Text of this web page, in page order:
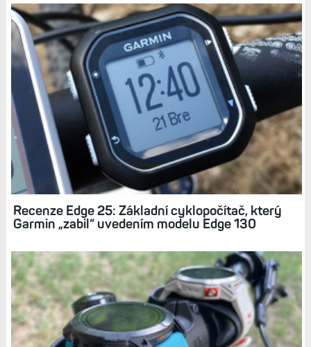
Nový mini cyklopočítač Egde 130 má skoro
všechny funkce vyššího modelu Edge 520